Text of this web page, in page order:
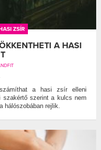
ZSÍR
A HASI
a hasi zsír elleni
szakértő szerint a kulcs nem
hálószobában rejlik.